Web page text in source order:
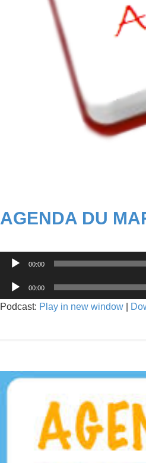
AGENDA DU
Lecteur
audio
00:00
Lecteur
audio
00:00
Podcast: Play in new window